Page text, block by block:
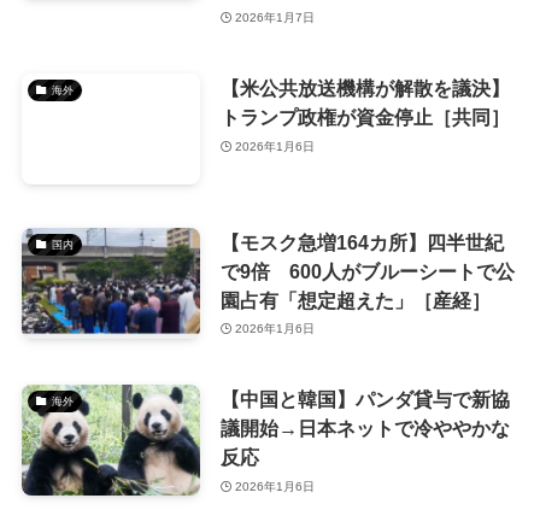
2026年1月7日
海外
【米公共放送機構が解散を議決】
トランプ政権が資金停止［共同］
2026年1月6日
国内
【モスク急増164カ所】四半世紀
で9倍 600人がブルーシートで公
園占有「想定超えた」［産経］
2026年1月6日
海外
【中国と韓国】パンダ貸与で新協
議開始→日本ネットで冷ややかな
反応
2026年1月6日